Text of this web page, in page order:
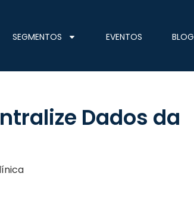
SEGMENTOS EVENTOS BLOG
Dados da